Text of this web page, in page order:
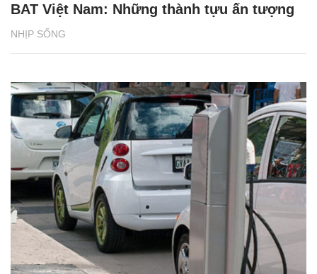
NHỊP SỐNG
BAT Việt Nam: Những thành tựu ấn tượng